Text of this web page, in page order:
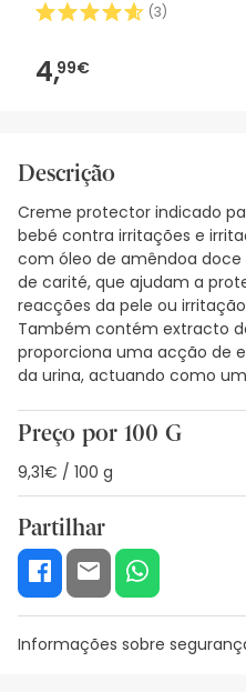
(3)
4,99€
Descrição
Creme protector indicado
bebé contra irritações e
com óleo de amêndoa doce
de carité, que ajudam a
reacções da pele ou
Também contém extracto
proporciona uma acção de
da urina, actuando como
Preço por 100 G
9,31€ / 100 g
Partilhar
Informações sobre